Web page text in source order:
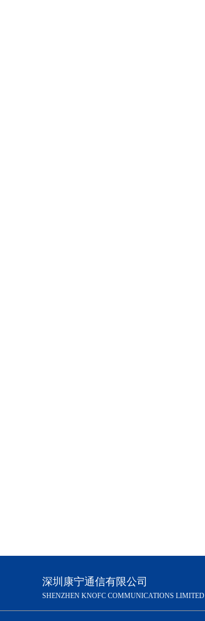
GYTA53地下光缆48芯双护套双铠装
深圳康宁通信有限公司
SHENZHEN KNOFC COMMUNICATIONS LIMITED